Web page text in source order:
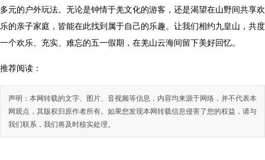
多元的户外玩法。无论是钟情于羌文化的游客，还是渴望在山野间共享欢
乐的亲子家庭，皆能在此找到属于自己的乐趣。让我们相约九皇山，共度
一个欢乐、充实、难忘的五一假期，在羌山云海间留下美好回忆。
推荐阅读：
声明：本网转载的文字、图片、音视频等信息，内容均来源于网络，并不代表本
网观点，其版权归原作者所有。如果您发现本网转载信息侵害了您的权益，请与
我们联系，我们将及时核实处理。